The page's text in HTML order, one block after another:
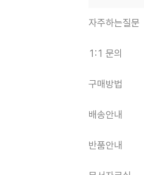
자주하는질문
1:1 문의
구매방법
배송안내
반품안내